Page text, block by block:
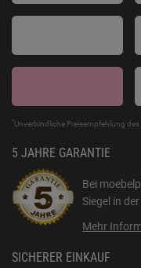
*Unverbindliche Preisempfehlung des
5 JAHRE GARANTIE
Bei
Siegel in
Mehr
SICHERER EINKAUF